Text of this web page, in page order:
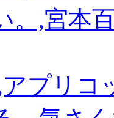
。,宮本
プリ